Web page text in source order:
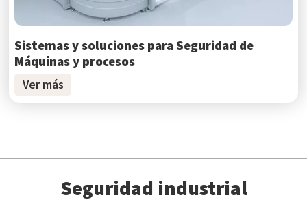
Sistemas y soluciones para Seguridad de
Máquinas y procesos
Ver más
Seguridad industrial